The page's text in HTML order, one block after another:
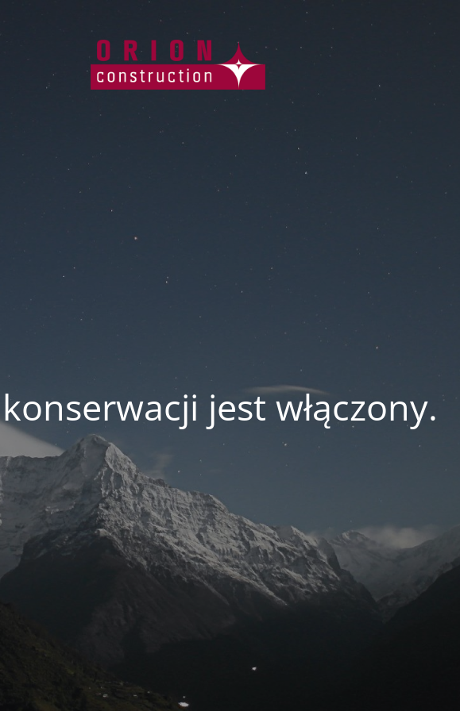
jest włączony.